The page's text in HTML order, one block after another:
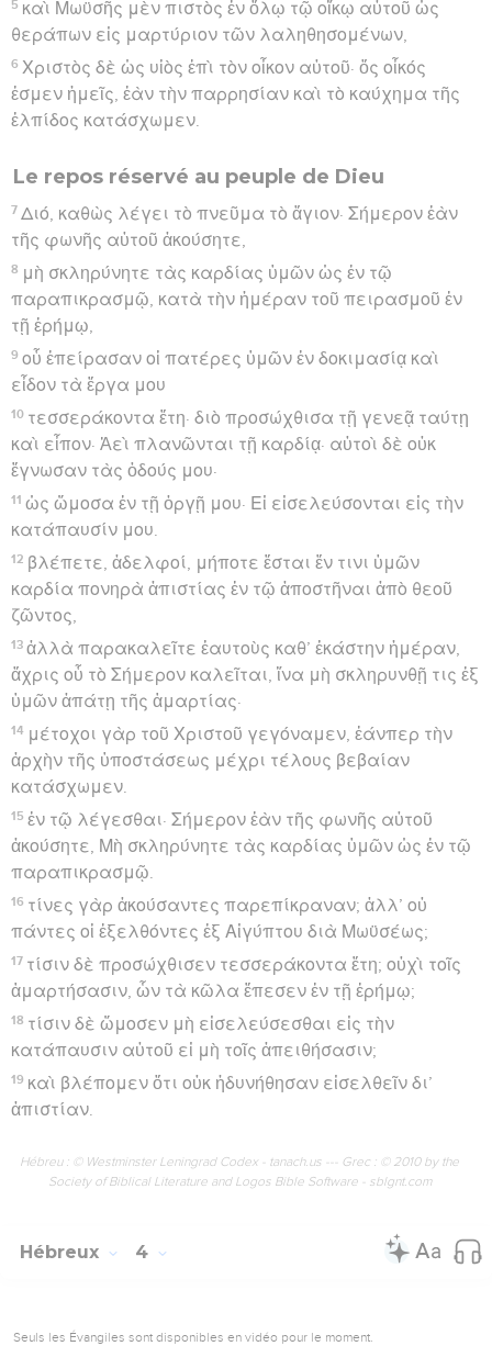
5 καὶ Μωϋσῆς μὲν πιστὸς ἐν ὅλῳ τῷ οἴκῳ αὐτοῦ ὡς
θεράπων εἰς μαρτύριον τῶν λαληθησομένων,
6 Χριστὸς δὲ ὡς υἱὸς ἐπὶ τὸν οἶκον αὐτοῦ· ὅς οἶκός
ἐσμεν ἡμεῖς, ἐὰν τὴν παρρησίαν καὶ τὸ καύχημα τῆς
ἐλπίδος κατάσχωμεν.
Le repos réservé au peuple de Dieu
7 Διό, καθὼς λέγει τὸ πνεῦμα τὸ ἅγιον· Σήμερον ἐὰν
τῆς φωνῆς αὐτοῦ ἀκούσητε,
8 μὴ σκληρύνητε τὰς καρδίας ὑμῶν ὡς ἐν τῷ
παραπικρασμῷ, κατὰ τὴν ἡμέραν τοῦ πειρασμοῦ ἐν
τῇ ἐρήμῳ,
9 οὗ ἐπείρασαν οἱ πατέρες ὑμῶν ἐν δοκιμασίᾳ καὶ
εἶδον τὰ ἔργα μου
10 τεσσεράκοντα ἔτη· διὸ προσώχθισα τῇ γενεᾷ ταύτῃ
καὶ εἶπον· Ἀεὶ πλανῶνται τῇ καρδίᾳ· αὐτοὶ δὲ οὐκ
ἔγνωσαν τὰς ὁδούς μου·
11 ὡς ὤμοσα ἐν τῇ ὀργῇ μου· Εἰ εἰσελεύσονται εἰς τὴν
κατάπαυσίν μου.
12 βλέπετε, ἀδελφοί, μήποτε ἔσται ἔν τινι ὑμῶν
καρδία πονηρὰ ἀπιστίας ἐν τῷ ἀποστῆναι ἀπὸ θεοῦ
ζῶντος,
13 ἀλλὰ παρακαλεῖτε ἑαυτοὺς καθ’ ἑκάστην ἡμέραν,
ἄχρις οὗ τὸ Σήμερον καλεῖται, ἵνα μὴ σκληρυνθῇ τις ἐξ
ὑμῶν ἀπάτῃ τῆς ἁμαρτίας·
14 μέτοχοι γὰρ τοῦ Χριστοῦ γεγόναμεν, ἐάνπερ τὴν
ἀρχὴν τῆς ὑποστάσεως μέχρι τέλους βεβαίαν
κατάσχωμεν.
15 ἐν τῷ λέγεσθαι· Σήμερον ἐὰν τῆς φωνῆς αὐτοῦ
ἀκούσητε, Μὴ σκληρύνητε τὰς καρδίας ὑμῶν ὡς ἐν τῷ
παραπικρασμῷ.
16 τίνες γὰρ ἀκούσαντες παρεπίκραναν; ἀλλ’ οὐ
πάντες οἱ ἐξελθόντες ἐξ Αἰγύπτου διὰ Μωϋσέως;
17 τίσιν δὲ προσώχθισεν τεσσεράκοντα ἔτη; οὐχὶ τοῖς
ἁμαρτήσασιν, ὧν τὰ κῶλα ἔπεσεν ἐν τῇ ἐρήμῳ;
18 τίσιν δὲ ὤμοσεν μὴ εἰσελεύσεσθαι εἰς τὴν
κατάπαυσιν αὐτοῦ εἰ μὴ τοῖς ἀπειθήσασιν;
19 καὶ βλέπομεν ὅτι οὐκ ἠδυνήθησαν εἰσελθεῖν δι’
ἀπιστίαν.
Hébreu : © Westminster Leningrad Codex - tanach.us --- Grec : © 2010 by the
Society of Biblical Literature and Logos Bible Software - sblgnt.com
Hébreux 4
Seuls les Évangiles sont disponibles en vidéo pour le moment.